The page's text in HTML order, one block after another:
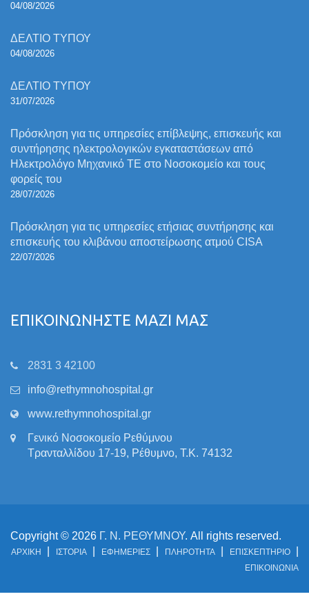
04/08/2026
ΔΕΛΤΙΟ ΤΥΠΟΥ
04/08/2026
ΔΕΛΤΙΟ ΤΥΠΟΥ
31/07/2026
Πρόσκληση για τις υπηρεσίες επίβλεψης, επισκευής και
συντήρησης ηλεκτρολογικών εγκαταστάσεων από
Ηλεκτρολόγο Μηχανικό ΤΕ στο Νοσοκομείο και τους
φορείς του
28/07/2026
Πρόσκληση για τις υπηρεσίες ετήσιας συντήρησης και
επισκευής του κλιβάνου αποστείρωσης ατμού CISA
22/07/2026
ΕΠΙΚΟΙΝΩΝΗΣΤΕ ΜΑΖΙ ΜΑΣ
2831 3 42100
info@rethymnohospital.gr
www.rethymnohospital.gr
Γενικό Νοσοκομείο Ρεθύμνου
Τρανταλλίδου 17-19, Ρέθυμνο, Τ.Κ. 74132
Copyright © 2026 Γ. Ν. ΡΕΘΥΜΝΟΥ. All rights reserved.
ΑΡΧΙΚΗ ΙΣΤΟΡΙΑ ΕΦΗΜΕΡΙΕΣ ΠΛΗΡΟΤΗΤΑ
ΕΠΙΣΚΕΠΤΗΡΙΟ
ΕΠΙΚΟΙΝΩΝΙΑ